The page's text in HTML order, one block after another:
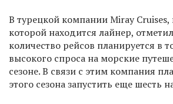
В турецкой компании Miray Cruises,
которой находится лайнер,
количество рейсов планируется в
высокого спроса на морские
сезоне. В связи с этим компания
этого сезона запустить еще шесть